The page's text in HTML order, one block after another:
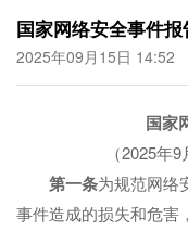
国家网络安全事件
2025年09月15日 14:52
国家
（2025年
第一条为规范网络
事件造成的损失和危害